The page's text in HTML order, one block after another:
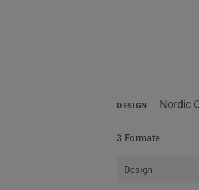
DESIGN Nordic
3 Formate
Design